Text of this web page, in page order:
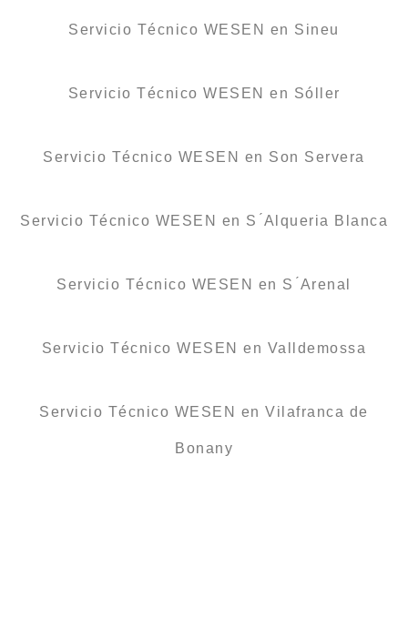
Servicio Técnico WESEN en Sineu
Servicio Técnico WESEN en Sóller
Servicio Técnico WESEN en Son Servera
Servicio Técnico WESEN en S ́Alqueria Blanca
Servicio Técnico WESEN en S ́Arenal
Servicio Técnico WESEN en Valldemossa
Servicio Técnico WESEN en Vilafranca de
Bonany